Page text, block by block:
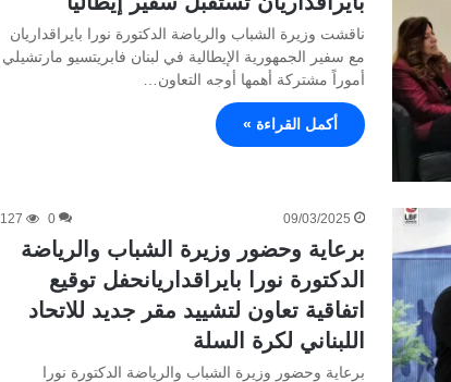
ناقشت وزيرة الشباب والرياضة الدكتورة نورا بايراقداريان
مع سفير الجمهورية الإيطالية في لبنان فابريتسيو مارتشيلي
أموراً مشتركة أهمها أوجه التعاون…
أكمل القراءة »
09/03/2025
0
127
برعاية وحضور وزيرة الشباب والرياضة
الدكتورة نورا بايراقداريانحفل توقيع
اتفاقية تعاون لتشييد مقر جديد للاتحاد
اللبناني لكرة السلة
برعاية وحضور وزيرة الشباب والرياضة الدكتورة نورا